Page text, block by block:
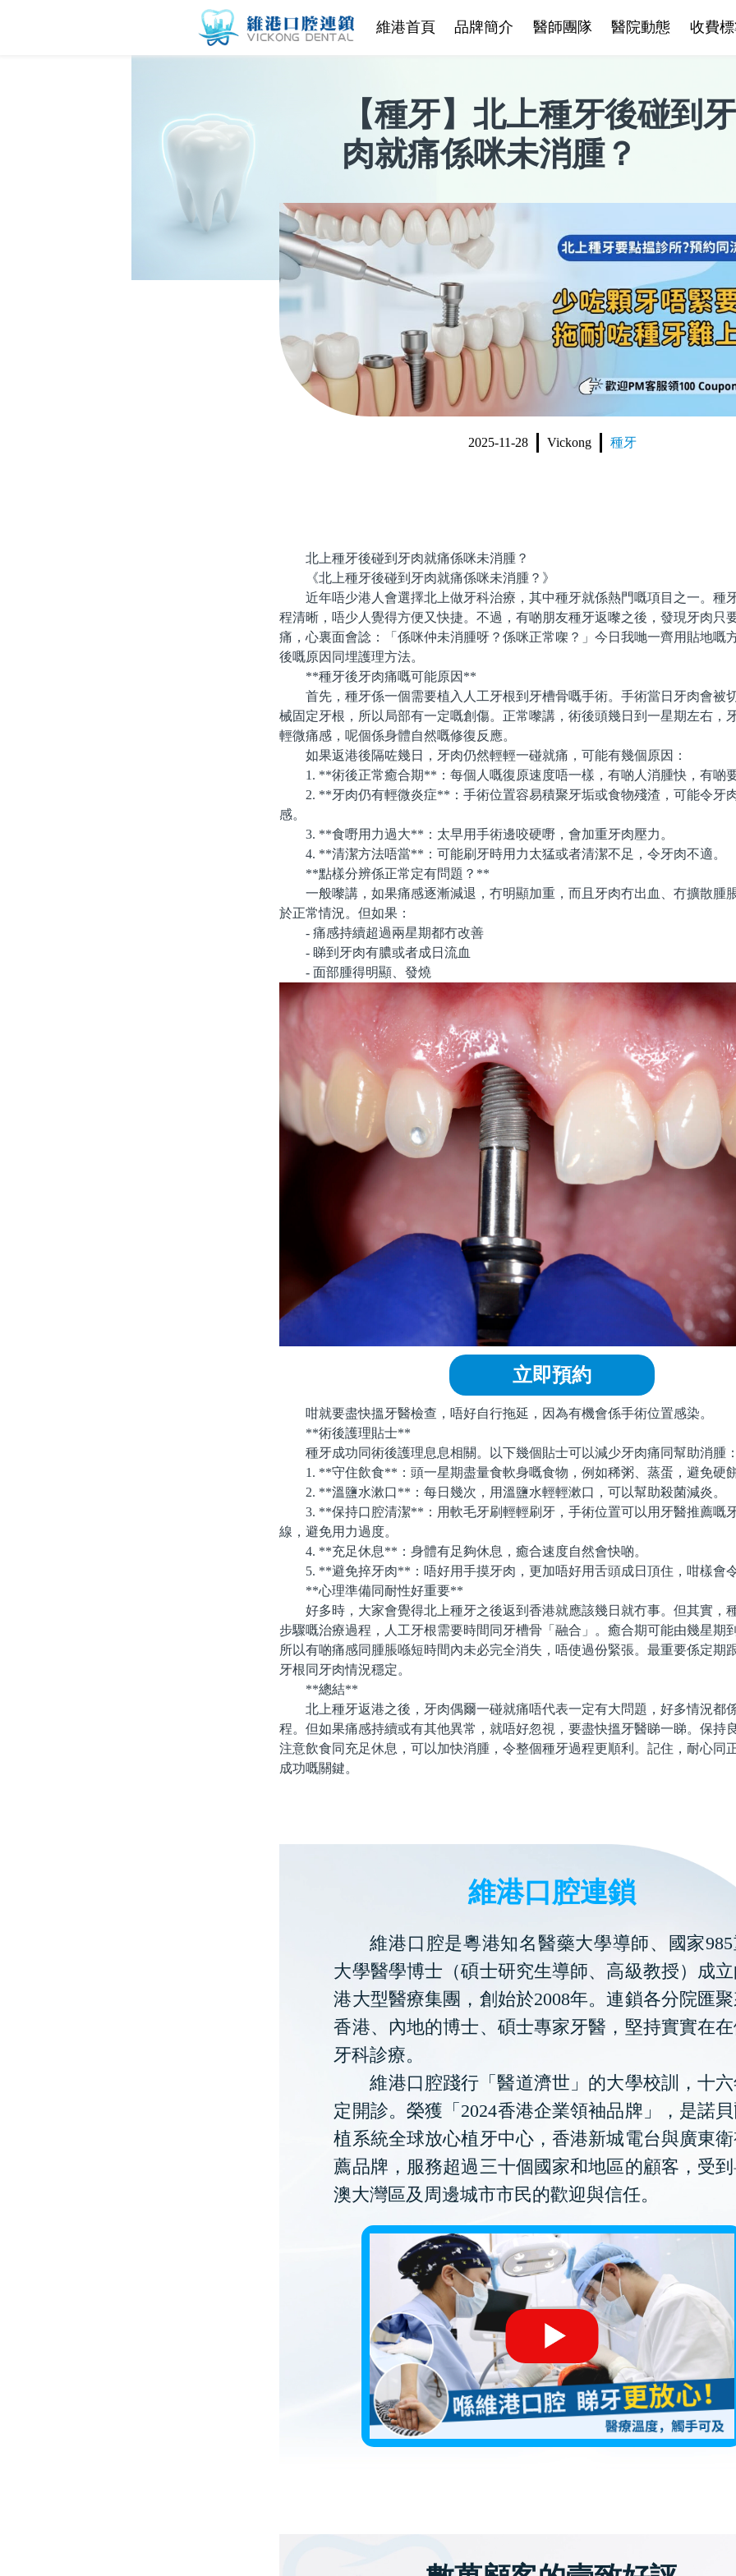
維港首頁 品牌簡介 醫師團隊 醫院動態 收費
【種牙】 北上種牙後碰到牙
肉就痛係咪未消腫？
2025-11-28 Vickong 種牙
北上種牙後碰到牙肉就痛係咪未消腫？
《北上種牙後碰到牙肉就痛係咪未消腫？》
近年唔少港人會選擇北上做牙科治療，其中種牙就係熱門嘅項目之一。種
程清晰，唔少人覺得方便又快捷。不過，有啲朋友種牙返嚟之後，發現牙肉只
痛，心裏面會諗：「係咪仲未消腫呀？係咪正常㗎？」今日我哋一齊用貼地嘅
後嘅原因同埋護理方法。
**種牙後牙肉痛嘅可能原因**
首先，種牙係一個需要植入人工牙根到牙槽骨嘅手術。手術當日牙肉會被
械固定牙根，所以局部有一定嘅創傷。正常嚟講，術後頭幾日到一星期左右，
輕微痛感，呢個係身體自然嘅修復反應。
如果返港後隔咗幾日，牙肉仍然輕輕一碰就痛，可能有幾個原因：
1. **術後正常癒合期**：每個人嘅復原速度唔一樣，有啲人消腫快，有啲
2. **牙肉仍有輕微炎症**：手術位置容易積聚牙垢或食物殘渣，可能令牙
感。
3. **食嘢用力過大**：太早用手術邊咬硬嘢，會加重牙肉壓力。
4. **清潔方法唔當**：可能刷牙時用力太猛或者清潔不足，令牙肉不適。
**點樣分辨係正常定有問題？**
一般嚟講，如果痛感逐漸減退，冇明顯加重，而且牙肉冇出血、冇擴散腫
於正常情況。但如果：
- 痛感持續超過兩星期都冇改善
- 睇到牙肉有膿或者成日流血
- 面部腫得明顯、發燒
立即預約
咁就要盡快搵牙醫檢查，唔好自行拖延，因為有機會係手術位置感染。
**術後護理貼士**
種牙成功同術後護理息息相關。以下幾個貼士可以減少牙肉痛同幫助消腫
1. **守住飲食**：頭一星期盡量食軟身嘅食物，例如稀粥、蒸蛋，避免硬
2. **溫鹽水漱口**：每日幾次，用溫鹽水輕輕漱口，可以幫助殺菌減炎。
3. **保持口腔清潔**：用軟毛牙刷輕輕刷牙，手術位置可以用牙醫推薦嘅
線，避免用力過度。
4. **充足休息**：身體有足夠休息，癒合速度自然會快啲。
5. **避免捽牙肉**：唔好用手摸牙肉，更加唔好用舌頭成日頂住，咁樣會
**心理準備同耐性好重要**
好多時，大家會覺得北上種牙之後返到香港就應該幾日就冇事。但其實，
步驟嘅治療過程，人工牙根需要時間同牙槽骨「融合」。癒合期可能由幾星期
所以有啲痛感同腫脹喺短時間內未必完全消失，唔使過份緊張。最重要係定期
牙根同牙肉情況穩定。
**總結**
北上種牙返港之後，牙肉偶爾一碰就痛唔代表一定有大問題，好多情況都
程。但如果痛感持續或有其他異常，就唔好忽視，要盡快搵牙醫睇一睇。保持
注意飲食同充足休息，可以加快消腫，令整個種牙過程更順利。記住，耐心同
成功嘅關鍵。
維港口腔連鎖
維港口腔是粵港知名醫藥大學導師、國家
大學醫學博士（碩士研究生導師、高級教授）成
港大型醫療集團，創始於2008年。連鎖各分院匯
香港、內地的博士、碩士專家牙醫，堅持實實在
牙科診療。
維港口腔踐行「醫道濟世」的大學校訓，十
定開診。榮獲「2024香港企業領袖品牌」，是諾
植系統全球放心植牙中心，香港新城電台與廣東
薦品牌，服務超過三十個國家和地區的顧客，受
澳大灣區及周邊城市市民的歡迎與信任。